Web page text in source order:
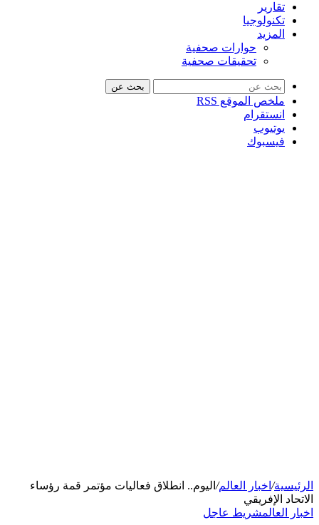
تقارير
تكنولوجيا
المزيد
حوارات صحفية
تحقيقات صحفية
بحث عن
ملخص الموقع RSS
انستقرام
يوتيوب
فيسبوك
الرئيسية/ اخبار العالم/ اليوم.. انطلاق فعاليات مؤتمر قمة رؤساء
الاتحاد الإفريقي
اخبار العالمشريط عاجل